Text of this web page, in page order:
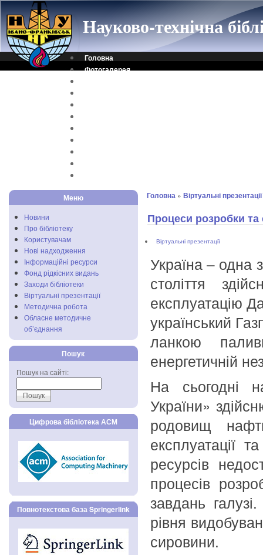
Науково-технічна
Головна
Фотогалерея
Меню
Новини
Про бібліотеку
Користувачам
Нові надходження
Інформаційні ресурси
Фонд рідкісних видань
Заходи бібліотеки
Віртуальні презентації
Методична робота
Обласне методичне
об’єднання
Пошук
Пошук на сайті:
Цифрова бібліотека АСМ
Повнотекстова база Springerlink
Головна » Віртуальні презентації
Процеси розробки та
Віртуальні презентації
Україна – одна
століття
експлуатацію
український
ланкою
енергетичній
На сьогодні
України»
родовищ
експлуатації
ресурсів
процесів
завдань
рівня
сировини.